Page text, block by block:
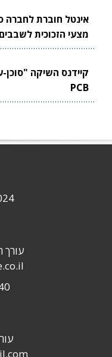
אינטל חוברת לחברה
מצעי הזכוכית לשבבים
קיידנס השיקה
PCB
עורך